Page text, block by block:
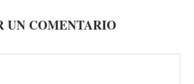
UN COMENTARIO